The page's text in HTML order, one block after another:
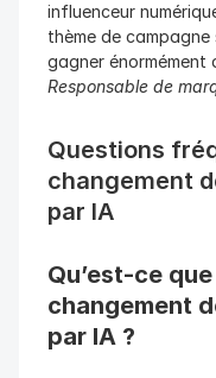
influenceur
thème de
gagner énormément
Responsable de
Questions
changement
par IA
Qu’est-ce
changement
par IA ?